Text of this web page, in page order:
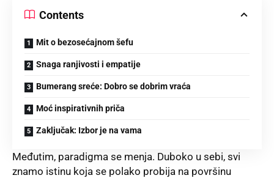
Contents
Mit o bezosećajnom šefu
Snaga ranjivosti i empatije
Bumerang sreće: Dobro se dobrim vraća
Moć inspirativnih priča
Zaključak: Izbor je na vama
Međutim, paradigma se menja. Duboko u sebi, svi
znamo istinu koja se polako probija na površinu